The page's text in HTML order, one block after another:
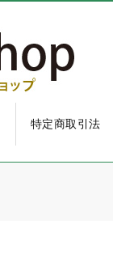
特定商取引法